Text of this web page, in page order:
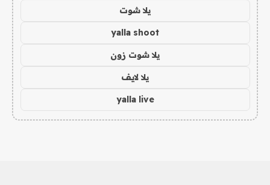
يلا شوت
yalla shoot
يلا شوت زون
يلا لايف
yalla live